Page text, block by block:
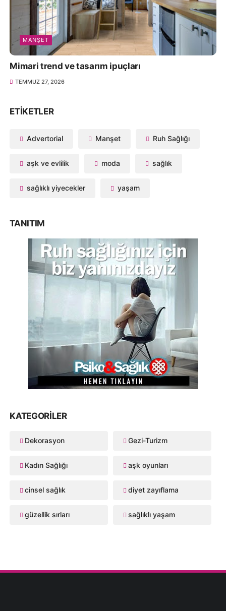
MANŞET
Mimari trend ve tasarım ipuçları
TEMMUZ 27, 2026
ETIKETLER
Advertorial Manşet Ruh Sağlığı
aşk ve evlilik moda sağlık
sağlıklı yiyecekler yaşam
TANITIM
KATEGORILER
Dekorasyon Gezi-Turizm
Kadın Sağlığı aşk oyunları
cinsel sağlık diyet zayıflama
güzellik sırları sağlıklı yaşam